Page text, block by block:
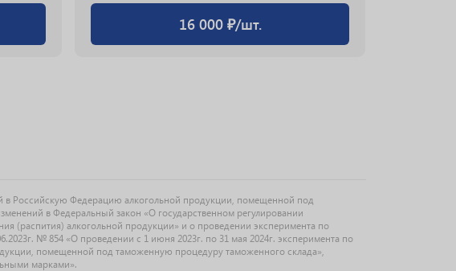
16 000 ₽/шт.
в Российскую Федерацию алкогольной продукции, помещенной под
в Федеральный закон «О государственном регулировании
(распития) алкогольной продукции» и о проведении эксперимента по
№ 854 «О проведении с 1 июня 2023г. по 31 мая 2024г. эксперимента по
помещенной под таможенную процедуру таможенного склада»,
марками».